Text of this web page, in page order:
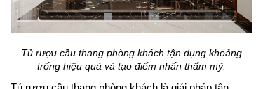
Tủ rượu cầu thang phòng khách tận dụng khoảng
trống hiệu quả và tạo điểm nhấn thẩm mỹ.